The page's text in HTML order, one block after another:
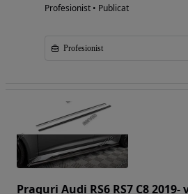
Profesionist • Publicat
Profesionist